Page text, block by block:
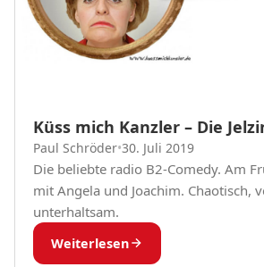
Küss mich Kanzler – Die
Paul Schröder•30. Juli 2019
Die beliebte radio B2-Comedy. Am
mit Angela und Joachim. Chaotisch,
unterhaltsam.
Weiterlesen